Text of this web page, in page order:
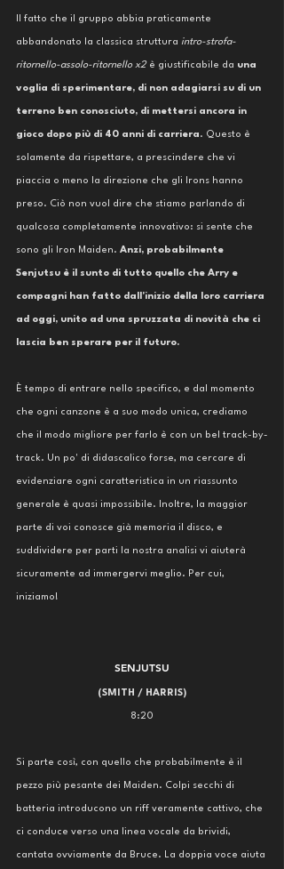
Il fatto che il gruppo abbia praticamente
abbandonato la classica struttura intro-strofa-
ritornello-assolo-ritornello x2 è giustificabile da una
voglia di sperimentare, di non adagiarsi su di un
terreno ben conosciuto, di mettersi ancora in
gioco dopo più di 40 anni di carriera. Questo è
solamente da rispettare, a prescindere che vi
piaccia o meno la direzione che gli Irons hanno
preso. Ciò non vuol dire che stiamo parlando di
qualcosa completamente innovativo: si sente che
sono gli Iron Maiden. Anzi, probabilmente
Senjutsu è il sunto di tutto quello che Arry e
compagni han fatto dall'inizio della loro carriera
ad oggi, unito ad una spruzzata di novità che ci
lascia ben sperare per il futuro.
È tempo di entrare nello specifico, e dal momento
che ogni canzone è a suo modo unica, crediamo
che il modo migliore per farlo è con un bel track-by-
track. Un po' di didascalico forse, ma cercare di
evidenziare ogni caratteristica in un riassunto
generale è quasi impossibile. Inoltre, la maggior
parte di voi conosce già memoria il disco, e
suddividere per parti la nostra analisi vi aiuterà
sicuramente ad immergervi meglio. Per cui,
iniziamo!
SENJUTSU
(SMITH / HARRIS)
8:20
Si parte così, con quello che probabilmente è il
pezzo più pesante dei Maiden. Colpi secchi di
batteria introducono un riff veramente cattivo, che
ci conduce verso una linea vocale da brividi,
cantata ovviamente da Bruce. La doppia voce aiuta